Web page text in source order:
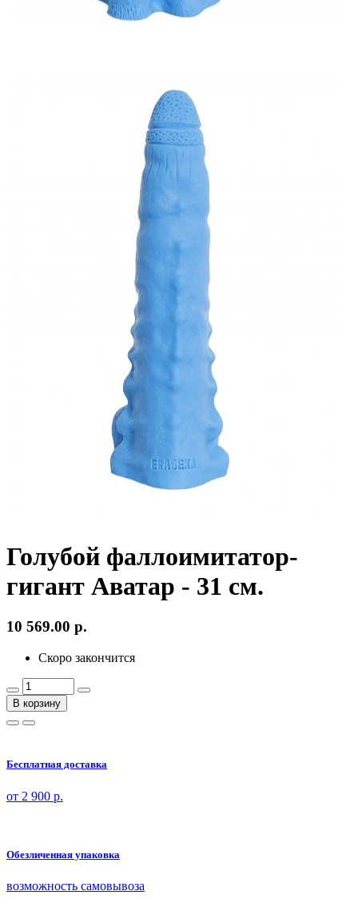
Голубой фаллоимитатор-
гигант Аватар - 31 см.
10 569.00 р.
Скоро закончится
В корзину
Бесплатная доставка
от 2 900 р.
Обезличенная упаковка
возможность самовывоза